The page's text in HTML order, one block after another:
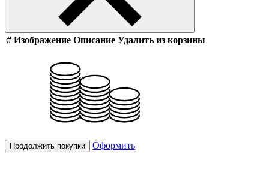
# Изображение Описание Удалить из корзины
Продолжить покупки Оформить